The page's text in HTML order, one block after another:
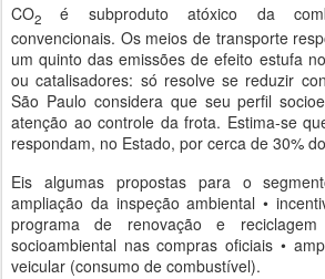
CO2
é subproduto atóxico da
convencionais. Os meios de transporte
um quinto das emissões de efeito estufa
ou catalisadores: só resolve se reduzir
São Paulo considera que seu perfil
atenção ao controle da frota. Estima-se
respondam, no Estado, por cerca de 30%
Eis algumas propostas para o
ampliação da inspeção ambiental •
programa de renovação e
socioambiental nas compras oficiais •
veicular (consumo de combustível).